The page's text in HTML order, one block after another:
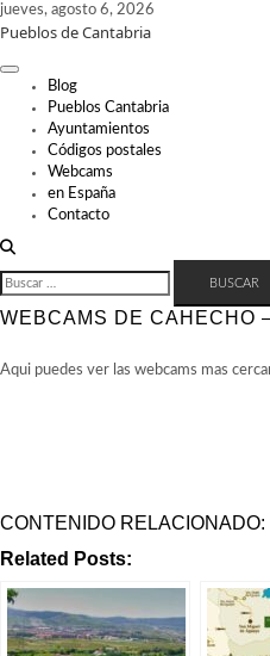
Skip
to
jueves, agosto 6, 2026
Pueblos de Cantabria
Blog
Pueblos Cantabria
Ayuntamientos
Códigos postales
Webcams
en España
Contacto
BUSCAR:
WEBCAMS DE CAHECHO
Aqui puedes ver las webcams mas
CONTENIDO RELACIONADO:
Related Posts: